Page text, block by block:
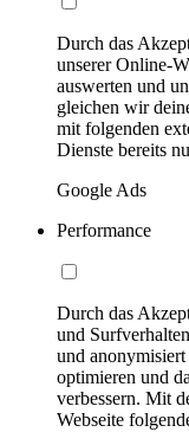
Durch das
unserer Online-
auswerten und
gleichen wir
mit folgenden
Dienste bereits
Google Ads
Performance
Durch das
und
und anonymisiert
optimieren und
verbessern. Mit
Webseite